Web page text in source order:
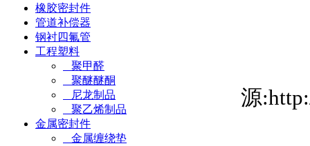
橡胶密封件
管道补偿器
钢衬四氟管
工程塑料
聚甲醛
聚醚醚酮
尼龙制品
聚乙烯制品
金属密封件
金属缠绕垫
源